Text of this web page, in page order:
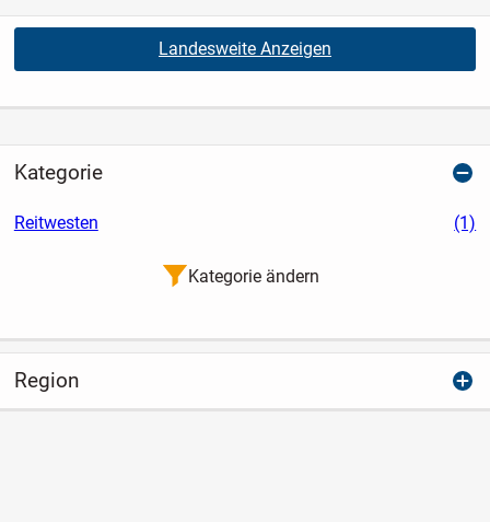
Landesweite Anzeigen
Kategorie
Reitwesten (1)
Kategorie ändern
Region